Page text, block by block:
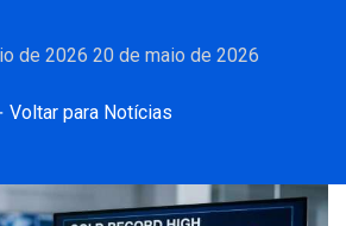
de 2026 20 de maio de 2026
Voltar para Notícias